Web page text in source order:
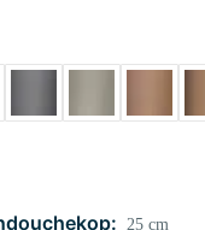
25 cm